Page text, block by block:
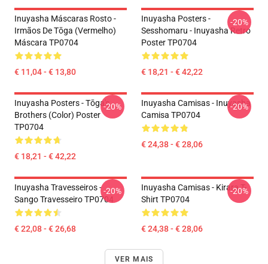
Inuyasha Máscaras Rosto -
Irmãos De Tōga (vermelho)
Máscara TP0704
€ 11,04 - € 13,80
Inuyasha Posters -
Sesshomaru - Inuyasha Retro
Poster TP0704
€ 18,21 - € 42,22
-20%
Inuyasha Posters - Tōga's
Brothers (color) Poster
TP0704
€ 18,21 - € 42,22
-20%
Inuyasha Camisas - Inuyasha
Camisa TP0704
€ 24,38 - € 28,06
-20%
Inuyasha Travesseiros -
Sango Travesseiro TP0704
€ 22,08 - € 26,68
-20%
Inuyasha Camisas - Kirara T-
Shirt TP0704
€ 24,38 - € 28,06
-20%
VER MAIS